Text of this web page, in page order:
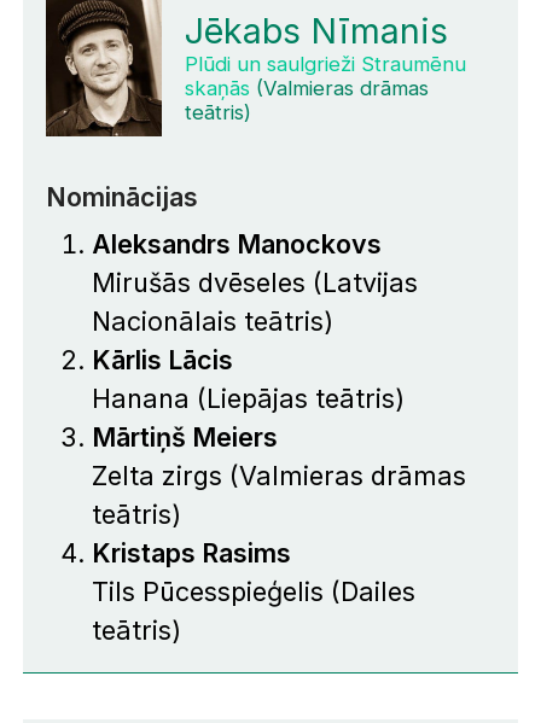
Jēkabs Nīmanis
Plūdi un saulgrieži Straumēnu
skaņās (Valmieras drāmas
teātris)
Nominācijas
Aleksandrs Manockovs
Mirušās dvēseles (Latvijas
Nacionālais teātris)
Kārlis Lācis
Hanana (Liepājas teātris)
Mārtiņš Meiers
Zelta zirgs (Valmieras drāmas
teātris)
Kristaps Rasims
Tils Pūcesspieģelis (Dailes
teātris)